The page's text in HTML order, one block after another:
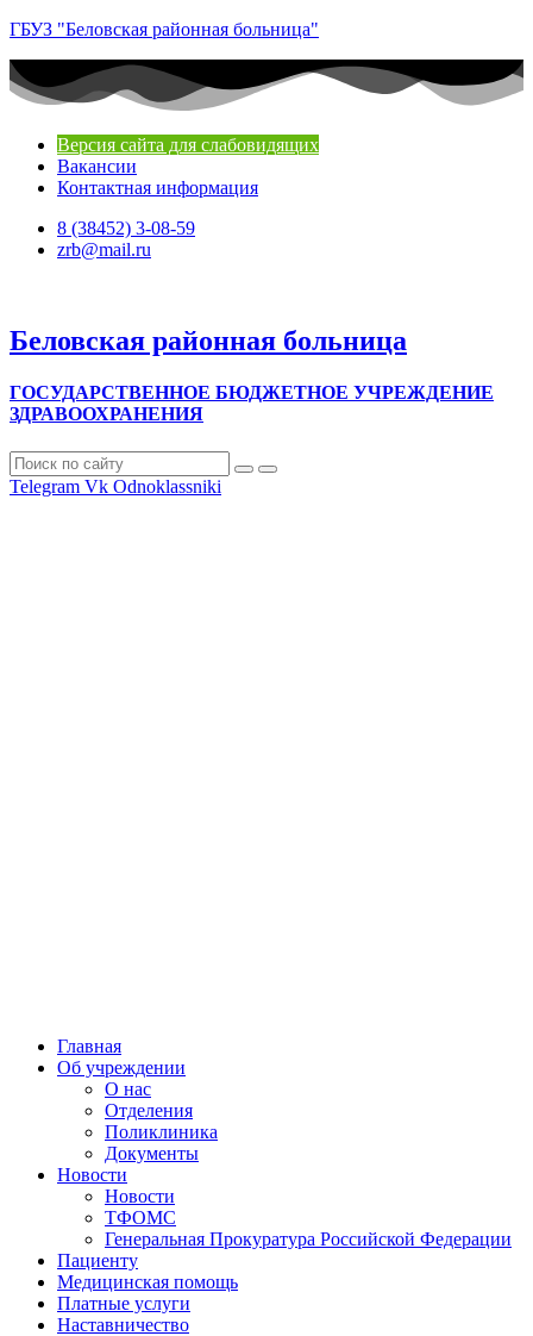
ГБУЗ "Беловская районная больница"
Версия сайта для слабовидящих
Вакансии
Контактная информация
8 (38452) 3-08-59
zrb@mail.ru
Беловская районная больница
ГОСУДАРСТВЕННОЕ БЮДЖЕТНОЕ УЧРЕЖДЕНИЕ
ЗДРАВООХРАНЕНИЯ
Telegram Vk Odnoklassniki
Главная
Об учреждении
О нас
Отделения
Поликлиника
Документы
Новости
Новости
ТФОМС
Генеральная Прокуратура Российской Федерации
Пациенту
Медицинская помощь
Платные услуги
Наставничество